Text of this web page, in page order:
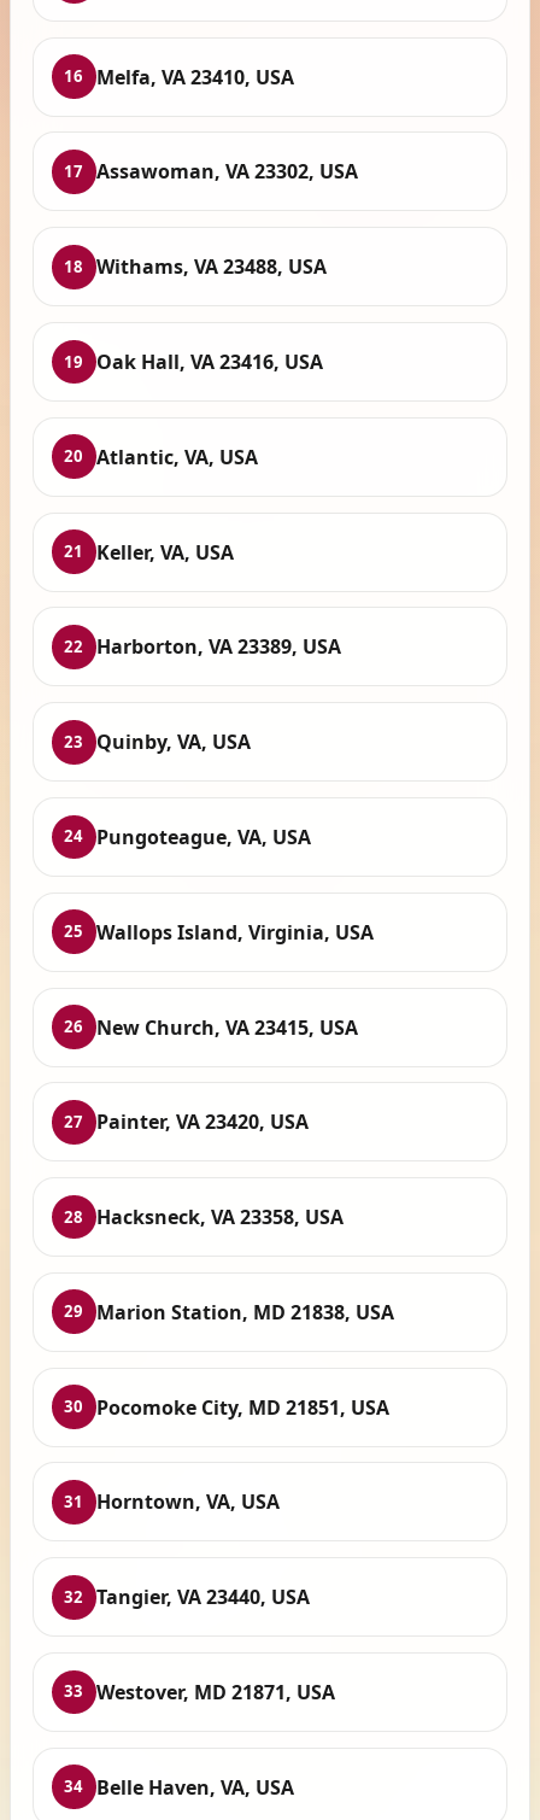
16 Melfa, VA 23410, USA
17 Assawoman, VA 23302, USA
18 Withams, VA 23488, USA
19 Oak Hall, VA 23416, USA
20 Atlantic, VA, USA
21 Keller, VA, USA
22 Harborton, VA 23389, USA
23 Quinby, VA, USA
24 Pungoteague, VA, USA
25 Wallops Island, Virginia, USA
26 New Church, VA 23415, USA
27 Painter, VA 23420, USA
28 Hacksneck, VA 23358, USA
29 Marion Station, MD 21838, USA
30 Pocomoke City, MD 21851, USA
31 Horntown, VA, USA
32 Tangier, VA 23440, USA
33 Westover, MD 21871, USA
34 Belle Haven, VA, USA